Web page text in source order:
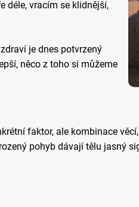
déle, vracím se klidnější,
je dnes potvrzený
něco z toho si můžeme
faktor, ale kombinace
pohyb dávají tělu jasný